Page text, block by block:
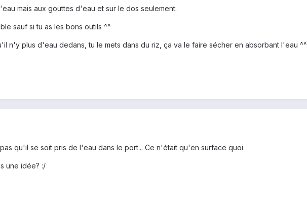
mais aux gouttes d'eau et sur le dos seulement.
sauf si tu as les bons outils ^^
n'y plus d'eau dedans, tu le mets dans du riz, ça va le faire sécher en absorbant l'eau ^^
qu'il se soit pris de l'eau dans le port... Ce n'était qu'en surface quoi
une idée? :/